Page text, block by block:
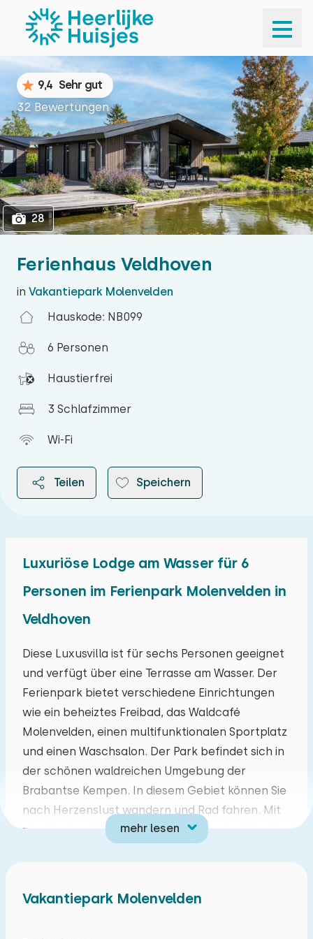
1
Ferienhaus Veldhoven
in Vakantiepark Molenvelden
Hauskode: NB099
6 Personen
Haustierfrei
3 Schlafzimmer
Wi-Fi
Teilen Speichern
9,4 Sehr gut
32 Bewertungen
28
Luxuriöse Lodge am Wasser für 6
Personen im Ferienpark Molenvelden in
Veldhoven
Diese Luxusvilla ist für sechs Personen geeignet
und verfügt über eine Terrasse am Wasser. Der
Ferienpark bietet verschiedene Einrichtungen
wie ein beheiztes Freibad, das Waldcafé
Molenvelden, einen multifunktionalen Sportplatz
und einen Waschsalon. Der Park befindet sich in
der schönen waldreichen Umgebung der
Brabantse Kempen. In diesem Gebiet können Sie
nach Herzenslust wandern und Rad fahren. Mit
den Kindern können Sie 't Geitenboerke, Klimrijk
Wellness, der Brauerei de Oirsprong, des Van
mehr lesen
Mo Di Mi Do Fr Sa So
27 28 29 30 31 01 02
03 04 05 06 07 08
10 11 12 13 14 15 16
17 18 19 20 21 22 23
Vakantiepark Molenvelden